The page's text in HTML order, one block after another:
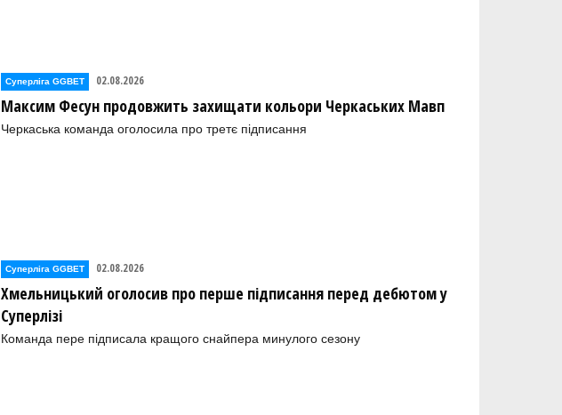
Суперліга GGBET 02.08.2026
Максим Фесун продовжить захищати кольори Черкаських Мавп
Черкаська команда оголосила про третє підписання
Суперліга GGBET 02.08.2026
Хмельницький оголосив про перше підписання перед дебютом у
Суперлізі
Команда пере підписала кращого снайпера минулого сезону